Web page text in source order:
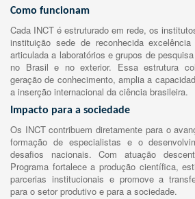
Como funcionam
Cada INCT é estruturado em rede, os
instituição sede de reconhecida
articulada a laboratórios e grupos de
no Brasil e no exterior. Essa estrutura
geração de conhecimento, amplia a
a inserção internacional da ciência brasileira.
Impacto para a sociedade
Os INCT contribuem diretamente para o
formação de especialistas e o
desafios nacionais. Com atuação
Programa fortalece a produção científica,
parcerias institucionais e promove a
para o setor produtivo e para a sociedade.